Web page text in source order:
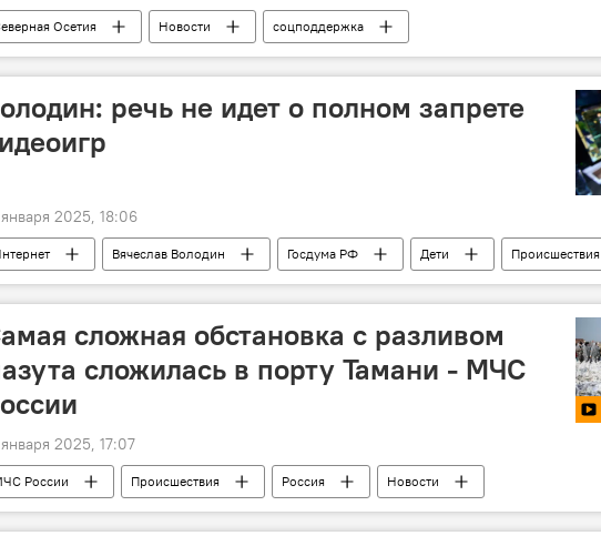
Осетия Новости соцподдержка
речь не идет о полном запрете
2025, 18:06
Вячеслав Володин Госдума РФ Дети Происшествия
сложная обстановка с разливом
сложилась в порту Тамани - МЧС
2025, 17:07
России Происшествия Россия Новости